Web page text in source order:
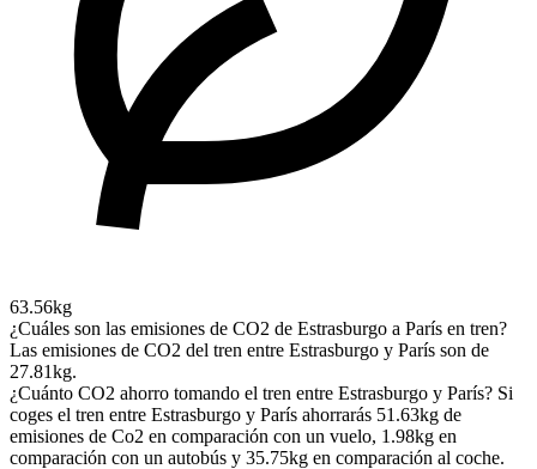
63.56kg
¿Cuáles son las emisiones de CO2 de Estrasburgo a París en tren?
Las emisiones de CO2 del tren entre Estrasburgo y París son de
27.81kg.
¿Cuánto CO2 ahorro tomando el tren entre Estrasburgo y París? Si
coges el tren entre Estrasburgo y París ahorrarás 51.63kg de
emisiones de Co2 en comparación con un vuelo, 1.98kg en
comparación con un autobús y 35.75kg en comparación al coche.